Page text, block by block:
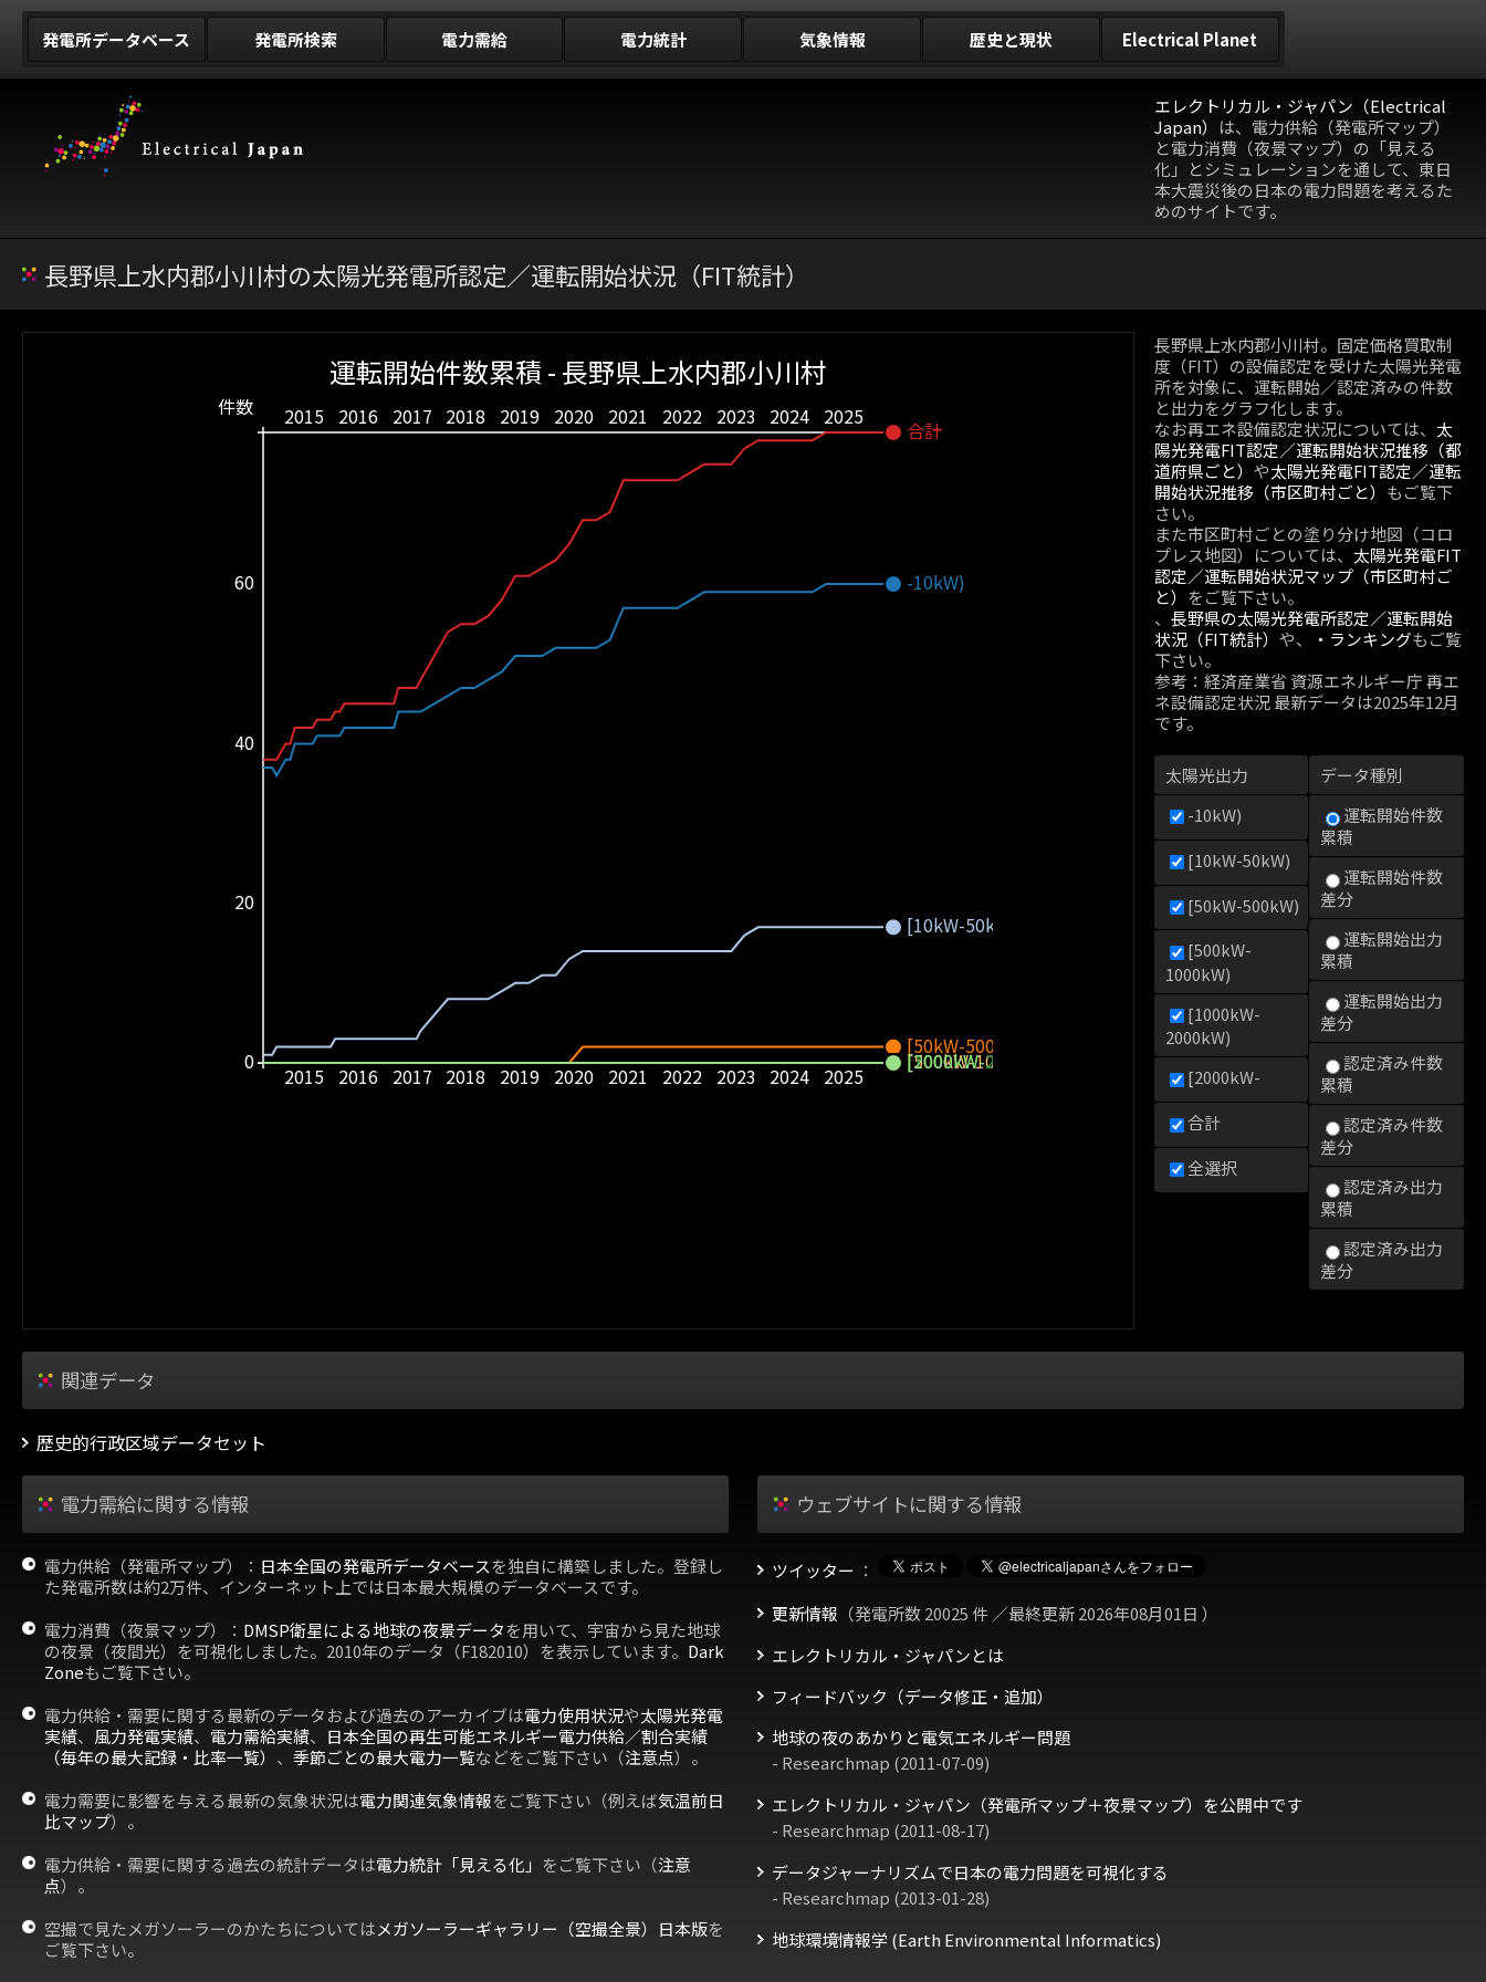
発電所データベース 発電所検索 電力需給 電力統計 気象情報 歴史と現状 Electrical Planet
エレクトリカル・ジャパン（Electrical
Japan） は、電力供給（発電所マップ）
と電力消費（夜景マップ）の「見える
化」とシミュレーションを通して、東日
本大震災後の日本の電力問題を考えるた
めのサイトです。
長野県上水内郡小川村の太陽光発電所認定／運転開始状況（FIT統計）
2015 2016 2017 2018 2019 2020 2021 2022 2023 2024 2025
2015 2016 2017 2018 2019 2020 2021 2022 2023 2024 2025
0
20
40
60
件数
運転開始件数累積 - 長野県上水内郡小川村
-10kW)
[10kW-50kW)
[50kW-500kW)
[500kW-1000kW)
[1000kW-2000kW)
[2000kW-
合計
長野県上水内郡小川村。固定価格買取制
度（FIT）の設備認定を受けた太陽光発電
所を対象に、運転開始／認定済みの件数
と出力をグラフ化します。
なお再エネ設備認定状況については、 太
陽光発電FIT認定／運転開始状況推移（都
道府県ごと） や太陽光発電FIT認定／運転
開始状況推移（市区町村ごと） もご覧下
さい。
また市区町村ごとの塗り分け地図（コロ
プレス地図）については、 太陽光発電FIT
認定／運転開始状況マップ（市区町村ご
と） をご覧下さい。
、 長野県の太陽光発電所認定／運転開始
状況（FIT統計） や、 ・ランキングもご覧
下さい。
参考：経済産業省 資源エネルギー庁 再エ
ネ設備認定状況 最新データは2025年12月
です。
太陽光出力
-10kW)
[10kW-50kW)
[50kW-500kW)
[500kW-
1000kW)
[1000kW-
2000kW)
[2000kW-
合計
全選択
データ種別
運転開始件数
累積
運転開始件数
差分
運転開始出力
累積
運転開始出力
差分
認定済み件数
累積
認定済み件数
差分
認定済み出力
累積
認定済み出力
差分
関連データ
歴史的行政区域データセット
電力需給に関する情報
電力供給（発電所マップ）： 日本全国の発電所データベースを独自に構築しました。登録し
た発電所数は約2万件、インターネット上では日本最大規模のデータベースです。
電力消費（夜景マップ）： DMSP衛星による地球の夜景データを用いて、宇宙から見た地球
の夜景（夜間光）を可視化しました。2010年のデータ（F182010）を表示しています。 Dark
Zoneもご覧下さい。
電力供給・需要に関する最新のデータおよび過去のアーカイブは電力使用状況や太陽光発電
実績、 風力発電実績、 電力需給実績、 日本全国の再生可能エネルギー電力供給／割合実績
（毎年の最大記録・比率一覧） 、 季節ごとの最大電力一覧などをご覧下さい（注意点）。
電力需要に影響を与える最新の気象状況は電力関連気象情報をご覧下さい（例えば気温前日
比マップ）。
電力供給・需要に関する過去の統計データは電力統計「見える化」 をご覧下さい（注意
点）。
空撮で見たメガソーラーのかたちについてはメガソーラーギャラリー（空撮全景）日本版を
ご覧下さい。
ウェブサイトに関する情報
ツイッター ：
更新情報 （発電所数 20025 件 ／最終更新 2026年08月01日 ）
エレクトリカル・ジャパンとは
フィードバック（データ修正・追加）
地球の夜のあかりと電気エネルギー問題
- Researchmap (2011-07-09)
エレクトリカル・ジャパン（発電所マップ＋夜景マップ）を公開中です
- Researchmap (2011-08-17)
データジャーナリズムで日本の電力問題を可視化する
- Researchmap (2013-01-28)
地球環境情報学 (Earth Environmental Informatics)